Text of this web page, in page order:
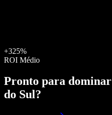
+325%
ROI Médio
Pronto para dominar
do Sul?